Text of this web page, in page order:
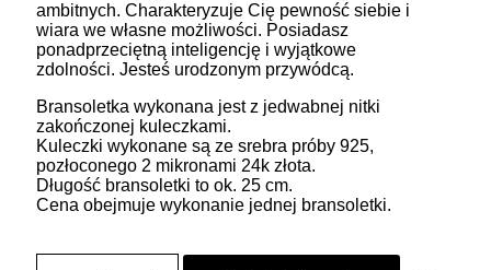
ambitnych. Charakteryzuje Cię pewność siebie i
wiara we własne możliwości. Posiadasz
ponadprzeciętną inteligencję i wyjątkowe
zdolności. Jesteś urodzonym przywódcą.
Bransoletka wykonana jest z jedwabnej nitki
zakończonej kuleczkami.
Kuleczki wykonane są ze srebra próby 925,
pozłoconego 2 mikronami 24k złota.
Długość bransoletki to ok. 25 cm.
Cena obejmuje wykonanie jednej bransoletki.